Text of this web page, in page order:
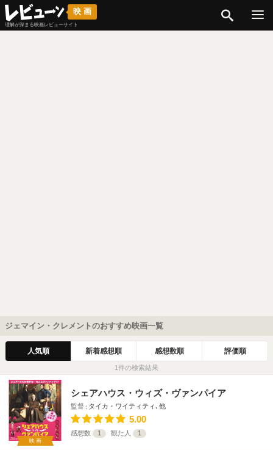
映画
理解が深まる映画レビューサイト
ジェマイン・クレメントのおすすめ映画一覧
人気順 新着感想順 感想数順 評価順
1件の検索結果
映画
シェアハウス・ウィズ・ヴァンパイア
監督 タイカ・ワイティティ､他
5.00
感想数 1 観た人 1